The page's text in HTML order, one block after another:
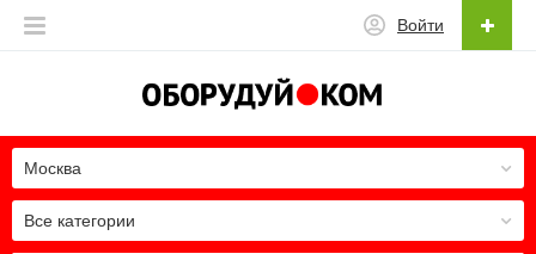
Войти
Все категории
Москва